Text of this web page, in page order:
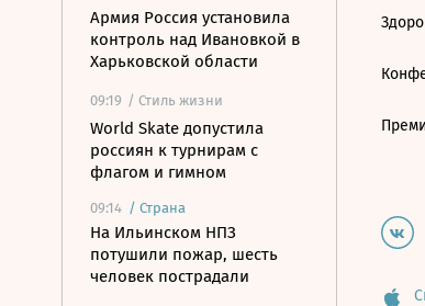
Армия Россия установила
контроль над Ивановкой в
Харьковской области
09:19 / Стиль жизни
World Skate допустила
россиян к турнирам с
флагом и гимном
09:14 / Страна
На Ильинском НПЗ
потушили пожар, шесть
человек пострадали